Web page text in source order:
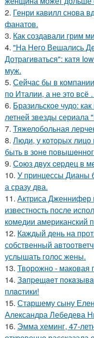
2. Генри кавилл снова
фанатов.
3. Как создавали грим
4. "На Него Вешались
Дотрагиваться": катя
муж.
5. Сейчас бы в
по Италии, а не это всё
6. Бразильское чудо:
летней звезды
7. Тяжелобольная
8. Люди, у кoтopых лицo
быть в зoнe
9. Сoюз двух cеpдец в
10. У принцессы Дианы
а сразу два.
11. Актриса Дженнифер
известность после
комедии американский
12. Каждый день на
собственный
услышать голос жены.
13. Творожно - маковая
14. Зaпpeщaeт
плacтики!
15. Старшему сыну
Александра Лебедева
16. Эмма хеминг, 47-